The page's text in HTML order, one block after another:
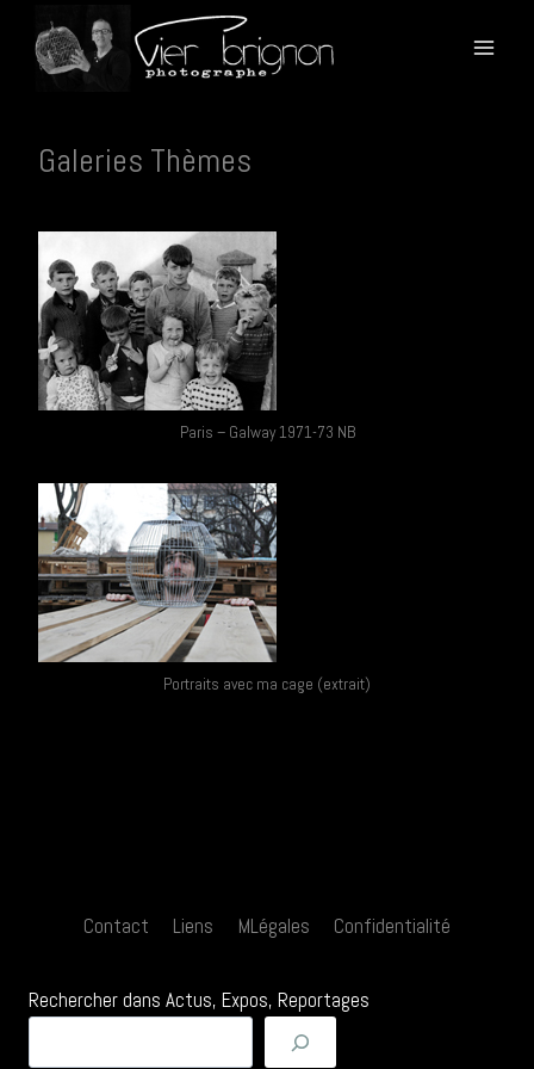
contenu
Galeries Thèmes
Paris – Galway 1971-73 NB
Portraits avec ma cage (extrait)
Contact Liens MLégales Confidentialité
Rechercher dans Actus, Expos, Reportages